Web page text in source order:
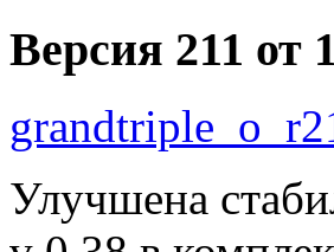
Версия 211 от
Улучшена